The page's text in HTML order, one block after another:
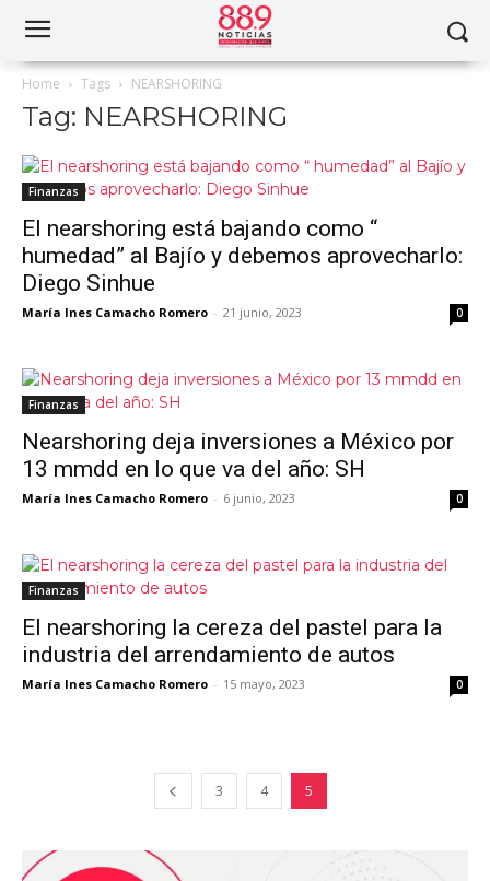
Home Tags NEARSHORING
Tag: NEARSHORING
Finanzas
El nearshoring está bajando como “
humedad” al Bajío y debemos aprovecharlo:
Diego Sinhue
María Ines Camacho Romero - 21 junio, 2023 0
Finanzas
Nearshoring deja inversiones a México por
13 mmdd en lo que va del año: SH
María Ines Camacho Romero - 6 junio, 2023 0
Finanzas
El nearshoring la cereza del pastel para la
industria del arrendamiento de autos
María Ines Camacho Romero - 15 mayo, 2023 0
3 4 5